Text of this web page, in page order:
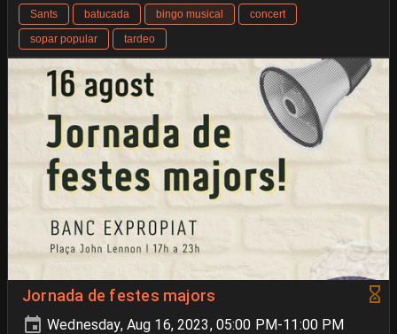
Sants batucada bingo musical
concert
sopar popular
tardeo
Jornada de festes majors
Wednesday, Aug 16, 2023, 05:00 PM-11:00 PM